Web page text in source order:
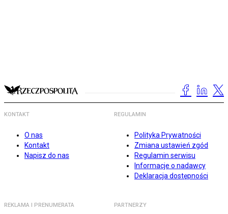
KONTAKT
O nas
Kontakt
Napisz do nas
REGULAMIN
Polityka Prywatności
Zmiana ustawień zgód
Regulamin serwisu
Informacje o nadawcy
Deklaracja dostępności
REKLAMA I PRENUMERATA PARTNERZY